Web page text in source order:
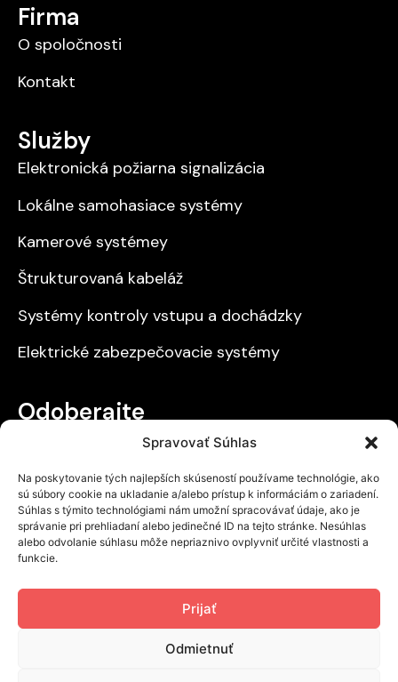
Spravovať Súhlas
Na poskytovanie tých najlepších skúseností používame technológie, ako
sú súbory cookie na ukladanie a/alebo prístup k informáciám o zariadení.
Súhlas s týmito technológiami nám umožní spracovávať údaje, ako je
správanie pri prehliadaní alebo jedinečné ID na tejto stránke. Nesúhlas
alebo odvolanie súhlasu môže nepriaznivo ovplyvniť určité vlastnosti a
funkcie.
Prijať
Odmietnuť
Firma
O spoločnosti
Kontakt
Služby
Elektronická požiarna signalizácia
Lokálne samohasiace systémy
Kamerové systémey
Štrukturovaná kabeláž
Systémy kontroly vstupu a dochádzky
Elektrické zabezpečovacie systémy
Odoberajte
Získajte prehľad o našich zľavách a novinkách.
Odoslať
Prečítal som si a súhlasím s